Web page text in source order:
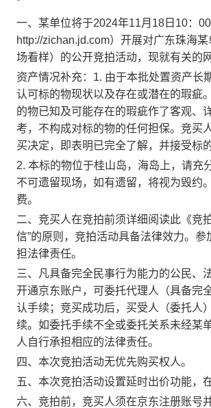
一、某单位将于2024年11月18日10：
http://zichan.jd.com）开展对广东珠海
场看样） 的公开竞拍活动，现就有关的
资产情况补充：1. 由于本批处置资产长
认可标的物现状以及存在或潜在的瑕疵
的物已知及可能存在的瑕疵作了客观、
考，不构成对标的物的任何担保。竞买
买决定，即表明已完全了解，并接受
2. 本标的物位于桂山岛，海岛上，请充
不可遗留现场，如有遗留，将视为毁约
费。
二、竞买人在竞拍前须详细阅读此《竞
信”的原则，竞拍活动具备法律效力。
担法律责任。
三、凡具备完全民事行为能力的公民、
开通京东账户，可委托代理人（具备完
认手续；竞买成功后，买受人（委托人
续。如委托手续不全或委托关系未经某
人自行承担相应的法律责任。
四、本次竞拍活动无优先购买权人。
五、本次竞拍活动设置延时出价功能
六、竞拍前，竞买人须在京东注册账号